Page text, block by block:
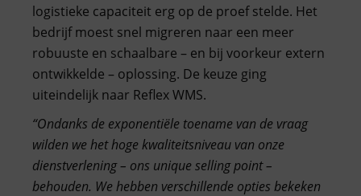
logistieke capaciteit erg op de proef stelde. Het
bedrijf moest snel migreren naar een meer
robuuste en schaalbare – en bij voorkeur extern
ontwikkelde – oplossing. De keuze ging
uiteindelijk naar Reflex WMS.
“Ondanks de exponentiële toename van de vraag
wilden we het hoge kwaliteitsniveau van onze
dienstverlening – ons unique selling point –
behouden. We hebben verschillende opties bekeken